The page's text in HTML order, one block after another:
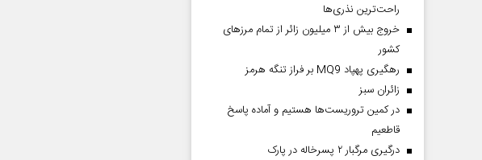
راحت‌ترین نذری‌ها
خروج بیش از ۳ میلیون زائر از تمام مرز‌های
کشور
رهگیری پهپاد MQ9 بر فراز تنگه هرمز
‌زائران سبز
در کمین تروریست‌ها هستیم و آماده پاسخ
قاطعیم
درگیری مرگبار ۲ پسرخاله در پارک